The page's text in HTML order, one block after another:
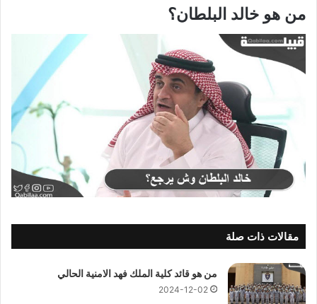
من هو خالد البلطان؟
مقالات ذات صلة
من هو قائد كلية الملك فهد الامنية الحالي
2024-12-02